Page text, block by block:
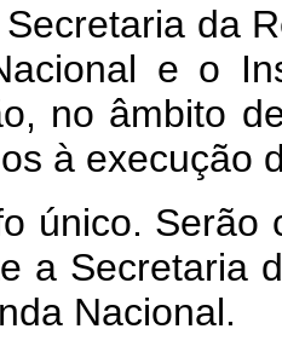
da
e o
no âmbito
à execução
Serão
a Secretaria
Nacional.